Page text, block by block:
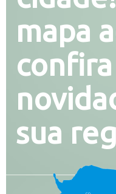
mapa
confira
sua